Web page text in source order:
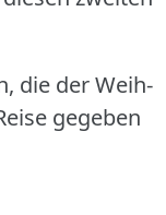
die der Weih-
gegeben